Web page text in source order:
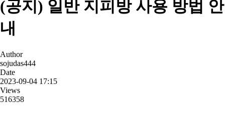
(공지) 일반 지피방 사용 방법 안
내
Author
sojudas444
Date
2023-09-04 17:15
Views
516358